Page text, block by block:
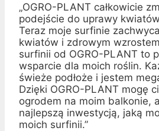
„OGRO-PLANT całkowicie
podejście do uprawy
Teraz moje surfinie
kwiatów i zdrowym
surfinii od OGRO-PLANT to
wsparcie dla moich roślin.
świeże podłoże i jestem
Dzięki OGRO-PLANT mogę
ogrodem na moim balkonie,
najlepszą inwestycją, jaką
moich surfinii.”